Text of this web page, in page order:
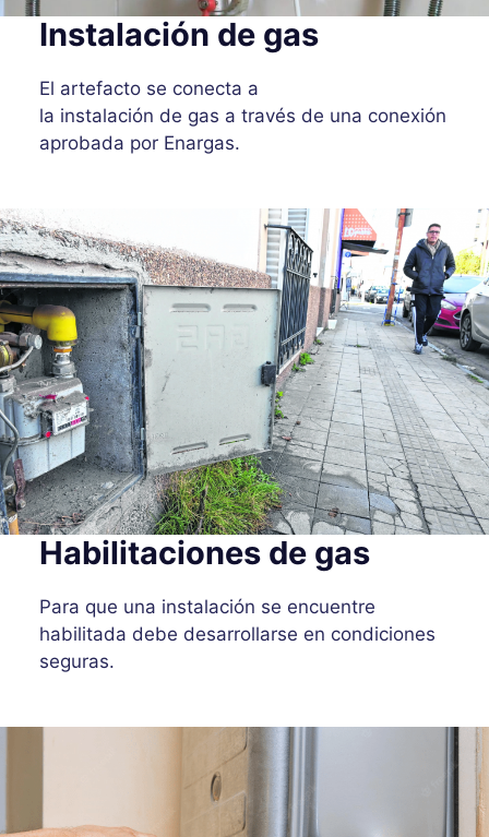
Instalación de gas
El artefacto se conecta a
la instalación de gas a través de una conexión
aprobada por Enargas.
Habilitaciones de gas
Para que una instalación se encuentre
habilitada debe desarrollarse en condiciones
seguras.